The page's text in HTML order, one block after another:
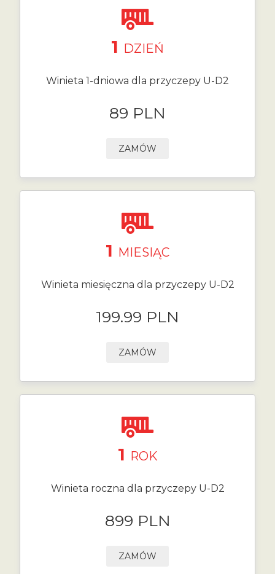
1 DZIEŃ
Winieta 1-dniowa dla przyczepy U-D2
89 PLN
ZAMÓW
1 MIESIĄC
Winieta miesięczna dla przyczepy U-D2
199.99 PLN
ZAMÓW
1 ROK
Winieta roczna dla przyczepy U-D2
899 PLN
ZAMÓW